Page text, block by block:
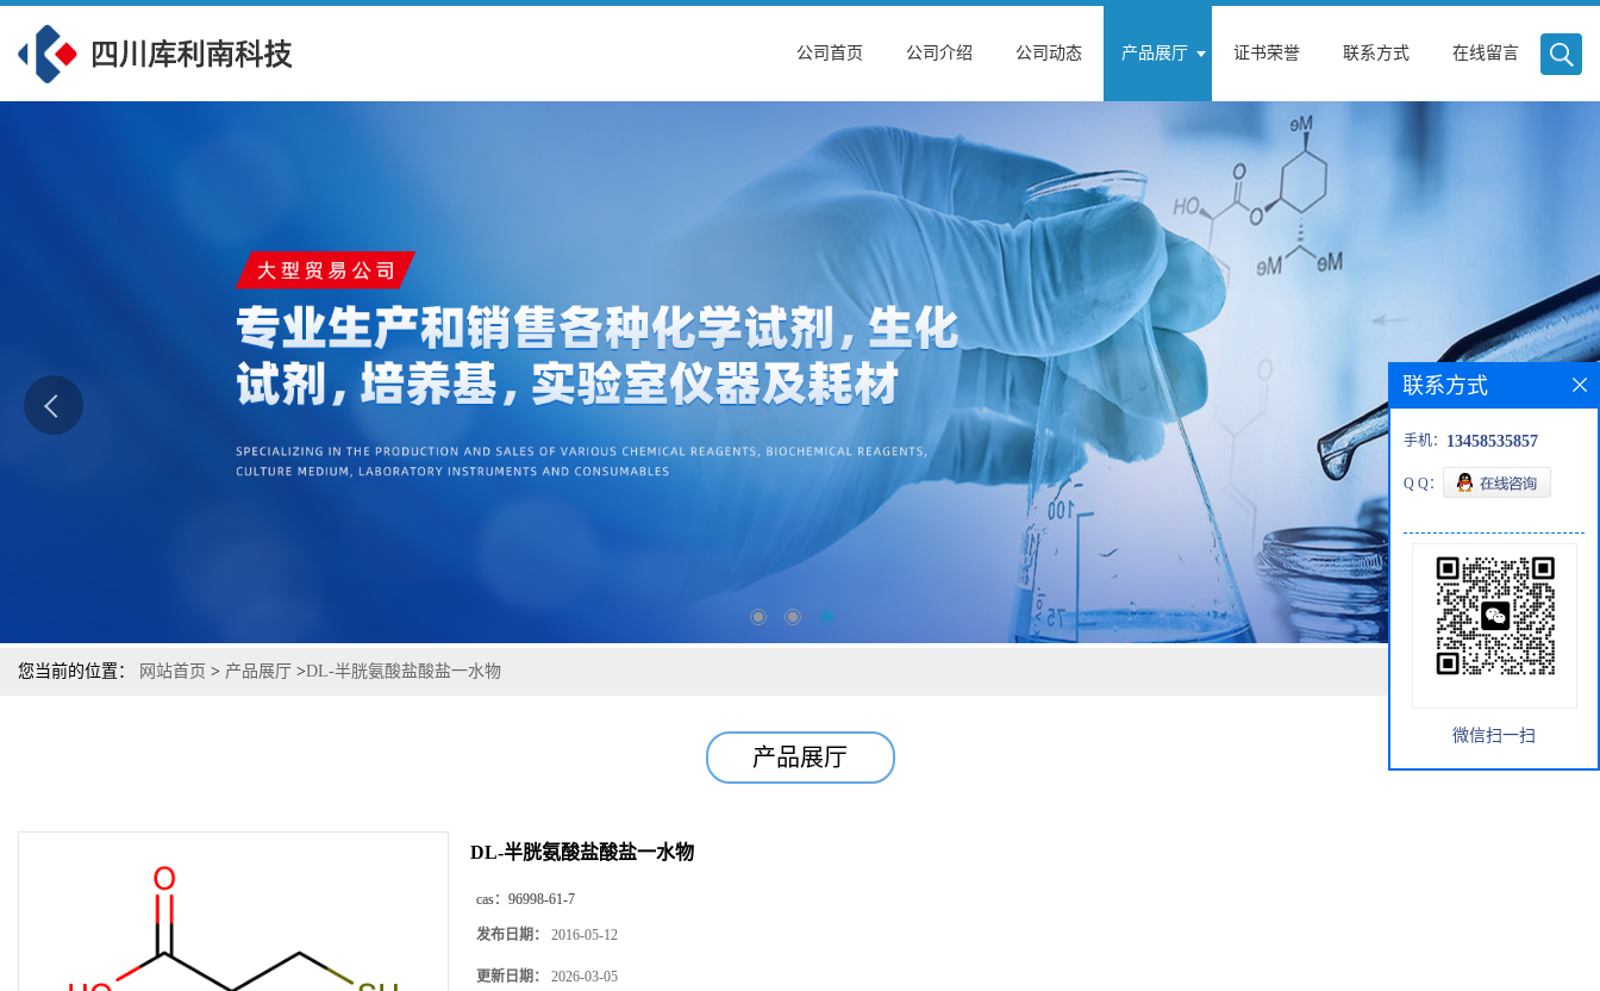
公司首页 公司介绍 公司动态 产品展厅 证书荣誉 联系方式 在线留言
您当前的位置： 网站首页 > 产品展厅 >DL-半胱氨酸盐酸盐一水物
产品展厅
DL-半胱氨酸盐酸盐一水物
cas： 96998-61-7
发布日期： 2016-05-12
更新日期： 2026-03-05
联系方式
手机： 13458535857
Q Q：
微信扫一扫